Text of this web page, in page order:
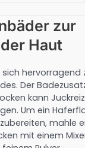
zur
Haut
hervorragend
Der
kann
Um ein
mahle
mit einem